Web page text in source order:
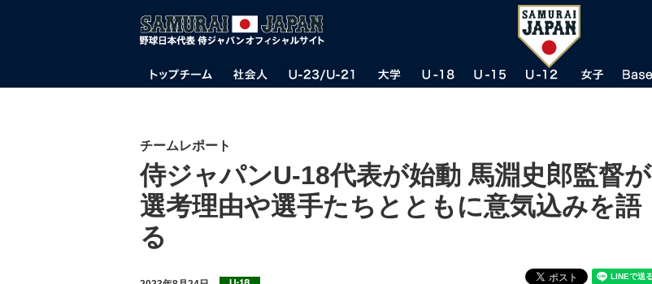
チームレポート
侍ジャパンU-18代表が始動 馬淵史郎監督が
選考理由や選手たちとともに意気込みを語
る